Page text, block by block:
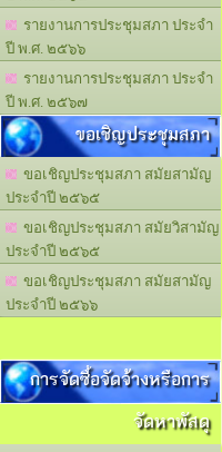
รายงานการประชุมสภา ประจำ
ปี พ.ศ. ๒๕๖๖
รายงานการประชุมสภา ประจำ
ปี พ.ศ. ๒๕๖๗
ขอเชิญประชุมสภา
ขอเชิญประชุมสภา สมัยสามัญ
ประจำปี ๒๕๖๕
ขอเชิญประชุมสภา สมัยวิสามัญ
ประจำปี ๒๕๖๕
ขอเชิญประชุมสภา สมัยสามัญ
ประจำปี ๒๕๖๖
การจัดซื้อจัดจ้างหรือการ
จัดหาพัสดุ